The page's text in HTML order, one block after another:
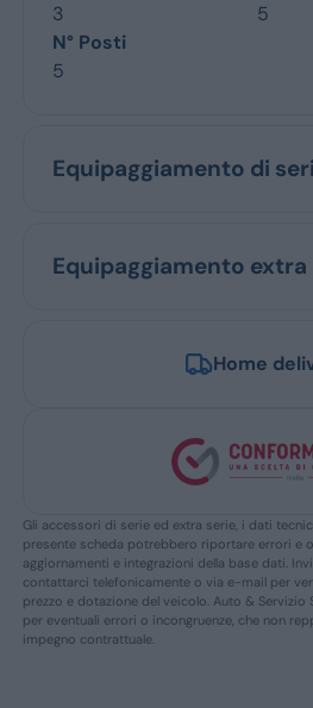
3
5
N° Posti
5
Equipaggiamento di
Equipaggiamento extra
Home
Gli accessori di serie ed extra serie, i dati
presente scheda potrebbero riportare errori e
aggiornamenti e integrazioni della base dati.
contattarci telefonicamente o via e-mail per
prezzo e dotazione del veicolo. Auto & Servizio
per eventuali errori o incongruenze, che non
impegno contrattuale.